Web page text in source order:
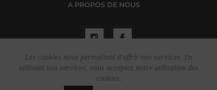
A PROPOS DE NOUS
Copyright © 2026 Harper & Flint. Tous droits réservés.
Les cookies nous permettent d'offrir nos services. En
utilisant nos services, vous acceptez notre utilisation des
cookies.